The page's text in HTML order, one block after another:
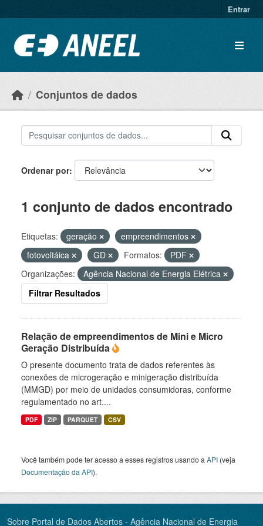
Entrar
Conjuntos de dados
Ordenar por
1 conjunto de dados encontrado
Etiquetas: geração
empreendimentos
fotovoltáica
GD Formatos:
PDF
Organizações:
Agência Nacional de Energia Elétrica
Filtrar Resultados
Relação de empreendimentos de Mini e Micro
Geração Distribuída
O presente documento trata de dados referentes às
conexões de microgeração e minigeração distribuída
(MMGD) por meio de unidades consumidoras, conforme
regulamentado no art....
PDF ZIP PARQUET CSV
Você também pode ter acesso a esses registros usando a API (veja
Documentação da API).
Sobre Portal de Dados Abertos - Agência Nacional de Energia